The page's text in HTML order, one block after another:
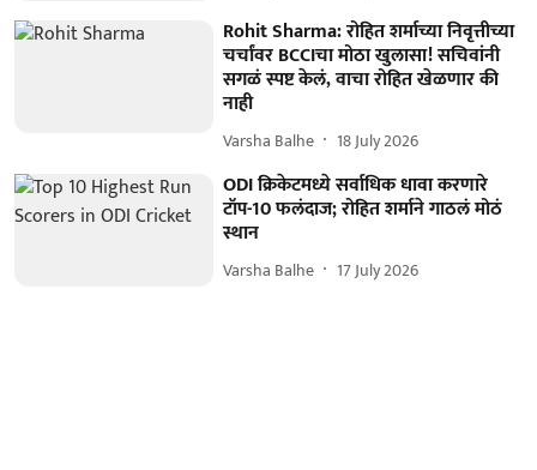
Rohit Sharma: रोहित शर्माच्या निवृत्तीच्या
चर्चांवर BCCIचा मोठा खुलासा! सचिवांनी
सगळं स्पष्ट केलं, वाचा रोहित खेळणार की
नाही
Varsha Balhe 18 July 2026
ODI क्रिकेटमध्ये सर्वाधिक धावा करणारे
टॉप-10 फलंदाज; रोहित शर्माने गाठलं मोठं
स्थान
Varsha Balhe 17 July 2026